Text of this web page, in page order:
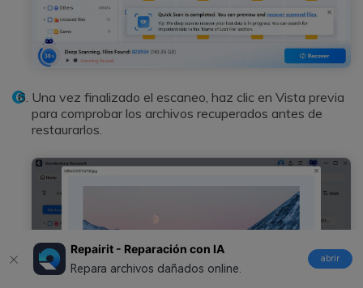
Repairit - Reparación con IA
Repara archivos dañados online.
abrir
Una vez finalizado el escaneo, haz clic en Vista previa
para comprobar los archivos recuperados antes de
restaurarlos.